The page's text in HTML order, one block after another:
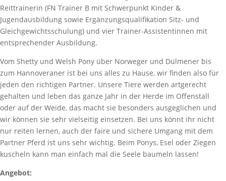
Reittrainerin (FN Trainer B mit Schwerpunkt Kinder &
Jugendausbildung sowie Ergänzungsqualifikation Sitz- und
Gleichgewichtsschulung) und vier Trainer-Assistentinnen mit
entsprechender Ausbildung.
Vom Shetty und Welsh Pony über Norweger und Dülmener bis
zum Hannoveraner ist bei uns alles zu Hause, wir finden also für
jeden den richtigen Partner. Unsere Tiere werden artgerecht
gehalten und leben das ganze Jahr in der Herde im Offenstall
oder auf der Weide, das macht sie besonders ausgeglichen und
wir können sie sehr vielseitig einsetzen. Bei uns könnt ihr nicht
nur reiten lernen, auch der faire und sichere Umgang mit dem
Partner Pferd ist uns sehr wichtig. Beim Ponys, Esel oder Ziegen
kuscheln kann man einfach mal die Seele baumeln lassen!
Angebot: